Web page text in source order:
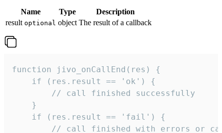
Name Type
Description
result optional object The result of a callback
function jivo_onCallEnd(res) {
    if (res.result == 'ok') {
        // call finished successfully
    }
    if (res.result == 'fail') {
// call finished with errors or